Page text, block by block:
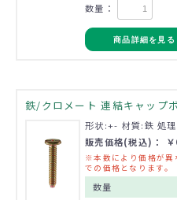
数量：
商品詳細を見る
鉄/クロメート 連結キャップ
形状:+- 材質:鉄 処
販売価格(税込)：
※本数により価格が異
での価格となります。
数量